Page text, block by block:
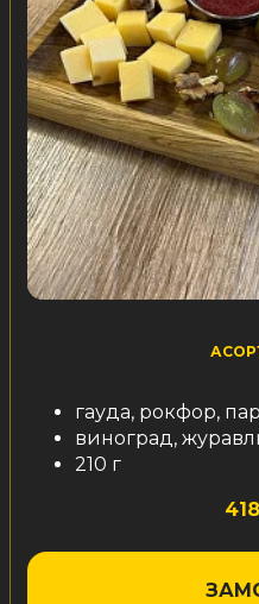
гауда, рокфор,
виноград,
210 г